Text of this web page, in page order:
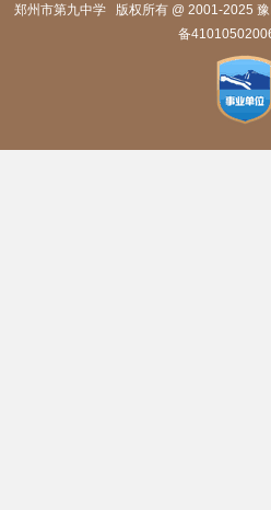
郑州市第九中学 版权所有 @ 2001-2025
备